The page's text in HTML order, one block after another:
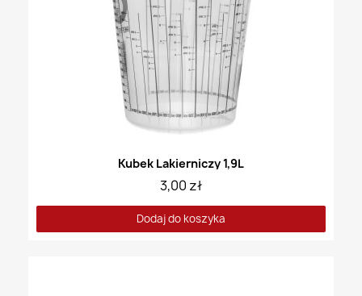
Kubek Lakierniczy 1,9L
3,00 zł
Dodaj do koszyka